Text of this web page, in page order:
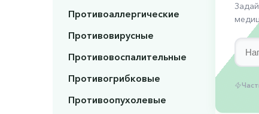
Противоаллергические
Противовирусные
Противовоспалительные
Противогрибковые
Противоопухолевые